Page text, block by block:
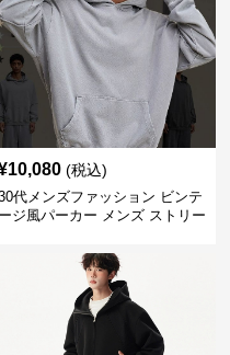
10,080 (税込)
代メンズファッション ビンテ
ージ風パーカー メンズ ストリー